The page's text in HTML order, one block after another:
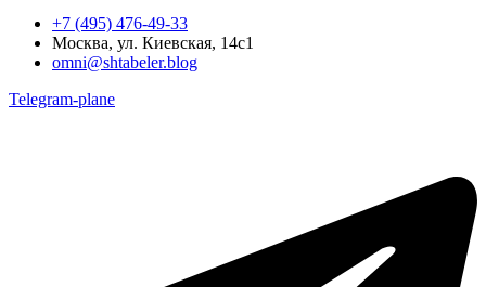
+7 (495) 476-49-33
Москва, ул. Киевская, 14с1
omni@shtabeler.blog
Telegram-plane